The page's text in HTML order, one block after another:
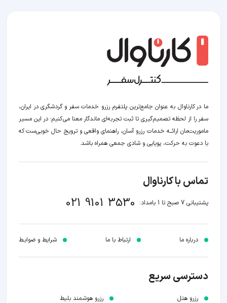
ما در کارناوال به عنوان جامع‌ترین پلتفرم رزرو خدمات سفر و گردشگری در ایران،
سفر را از لحظه‌ تصمیم‌گیری تا ثبت تجربه‌ای ماندگار معنا می‌کنیم؛ در این مسیر‍
ماموریت‌مان اراﺋــﻪ خدمات رزرو آسان، راهنمای واقعی و ترویج حال خوبی‌ست که
با دعوت به حرکت، پویایی و شادی جمعی همراه باشد.
تماس با کارناوال
پشتیبانی 7 صبح تا 1 بامداد: 021 9101 3530
درباره ما ارتباط با ما شرایط و ضوابـط
دسترسی سریع
رزرو هتل
رزرو هوشمند بلیط